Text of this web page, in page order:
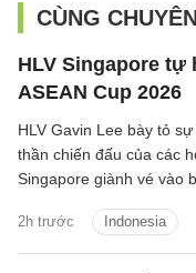
CÙNG
HLV Singapore tự
ASEAN Cup 2026
2h trước Indonesia
HLV Gavin Lee bày tỏ
thần chiến đấu của các
Singapore giành vé vào
loại ngay từ vòng bảng.